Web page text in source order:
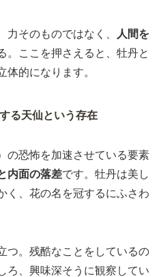
そのものではなく、
人間を
。ここを押さえると、牡丹と
体的になります。
る天仙という存在
の恐怖を加速させている要素
内面の落差です。牡丹は美し
く、花の名を冠するにふさわ
つ。残酷なことをしているの
ろ、興味深そうに観察してい